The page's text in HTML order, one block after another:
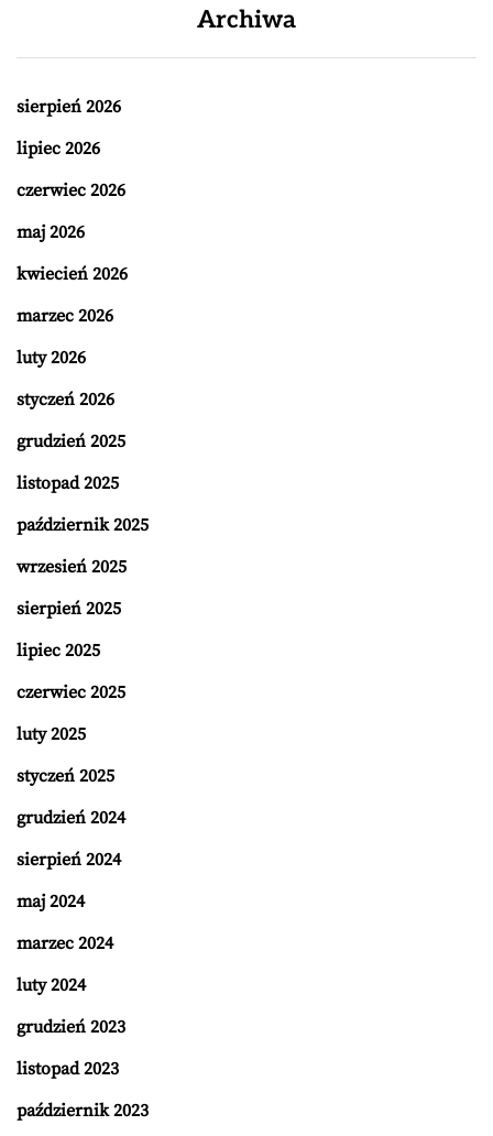
Archiwa
sierpień 2026
lipiec 2026
czerwiec 2026
maj 2026
kwiecień 2026
marzec 2026
luty 2026
styczeń 2026
grudzień 2025
listopad 2025
październik 2025
wrzesień 2025
sierpień 2025
lipiec 2025
czerwiec 2025
luty 2025
styczeń 2025
grudzień 2024
sierpień 2024
maj 2024
marzec 2024
luty 2024
grudzień 2023
listopad 2023
październik 2023